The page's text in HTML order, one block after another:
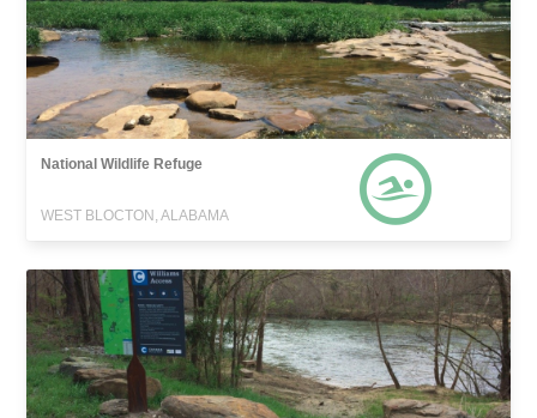
National Wildlife Refuge
WEST BLOCTON, ALABAMA